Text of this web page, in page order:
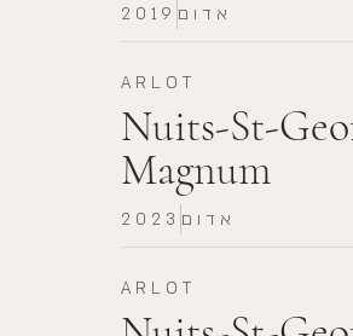
2019 אדום
ARLOT
Nuits-St-
Magnum
2023 אדום
ARLOT